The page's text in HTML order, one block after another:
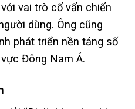
vai trò cố vấn chiến
dùng. Ông cũng
phát triển nền tảng số
Đông Nam Á.